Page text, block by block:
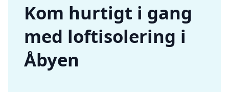
Kom hurtigt i gang
med loftisolering i
Åbyen